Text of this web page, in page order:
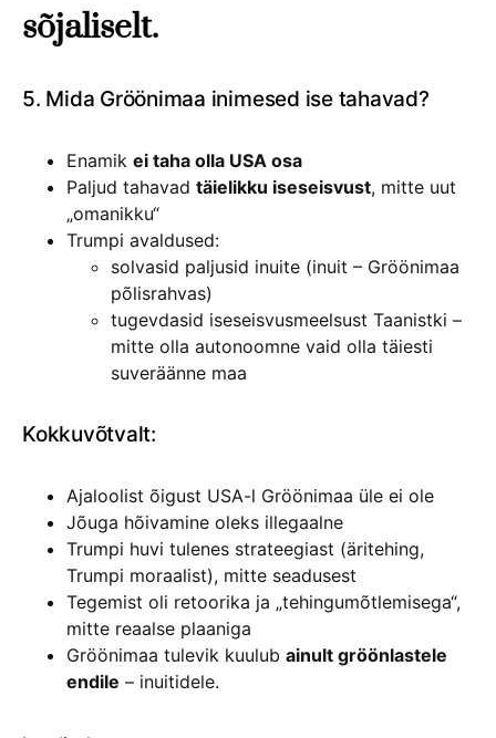
sõjaliselt.
5. Mida Gröönimaa inimesed ise tahavad?
Enamik ei taha olla USA osa
Paljud tahavad täielikku iseseisvust, mitte uut
„omanikku“
Trumpi avaldused:
solvasid paljusid inuite (inuit – Gröönimaa
põlisrahvas)
tugevdasid iseseisvusmeelsust Taanistki –
mitte olla autonoomne vaid olla täiesti
suveräänne maa
Kokkuvõtvalt:
Ajaloolist õigust USA-l Gröönimaa üle ei ole
Jõuga hõivamine oleks illegaalne
Trumpi huvi tulenes strateegiast (äritehing,
Trumpi moraalist), mitte seadusest
Tegemist oli retoorika ja „tehingumõtlemisega“,
mitte reaalse plaaniga
Gröönimaa tulevik kuulub ainult gröönlastele
endile – inuitidele.